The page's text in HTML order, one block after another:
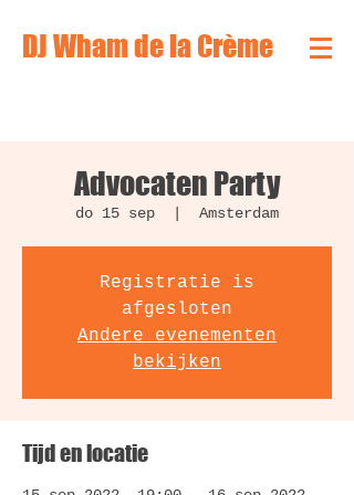
DJ Wham de la Crème
Advocaten Party
do 15 sep Amsterdam
Registratie is
afgesloten
Andere evenementen
bekijken
Tijd en locatie